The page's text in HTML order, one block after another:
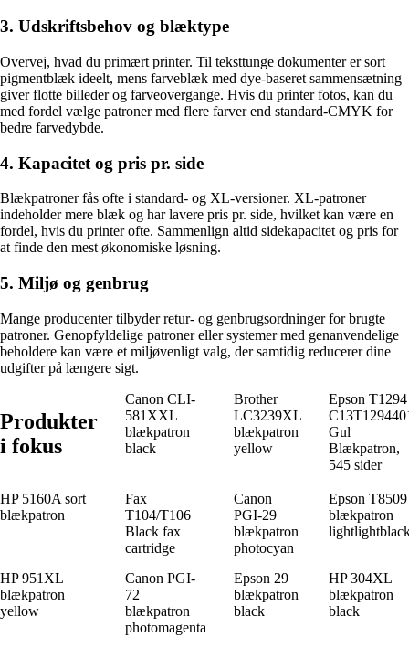
3. Udskriftsbehov og blæktype
Overvej, hvad du primært printer. Til teksttunge dokumenter er sort
pigmentblæk ideelt, mens farveblæk med dye-baseret sammensætning
giver flotte billeder og farveovergange. Hvis du printer fotos, kan du
med fordel vælge patroner med flere farver end standard-CMYK for
bedre farvedybde.
4. Kapacitet og pris pr. side
Blækpatroner fås ofte i standard- og XL-versioner. XL-patroner
indeholder mere blæk og har lavere pris pr. side, hvilket kan være en
fordel, hvis du printer ofte. Sammenlign altid sidekapacitet og pris for
at finde den mest økonomiske løsning.
5. Miljø og genbrug
Mange producenter tilbyder retur- og genbrugsordninger for brugte
patroner. Genopfyldelige patroner eller systemer med genanvendelige
beholdere kan være et miljøvenligt valg, der samtidig reducerer dine
udgifter på længere sigt.
Produkter
i fokus
Canon CLI-
581XXL
blækpatron
black
Brother
LC3239XL
blækpatron
yellow
Epson T1294
Gul
Blækpatron,
545 sider
HP 5160A sort
blækpatron
Fax
T104/T106
Black fax
cartridge
Canon
PGI-29
blækpatron
photocyan
Epson T8509
blækpatron
HP 951XL
blækpatron
yellow
Canon PGI-
72
blækpatron
photomagenta
Epson 29
blækpatron
black
HP 304XL
blækpatron
black